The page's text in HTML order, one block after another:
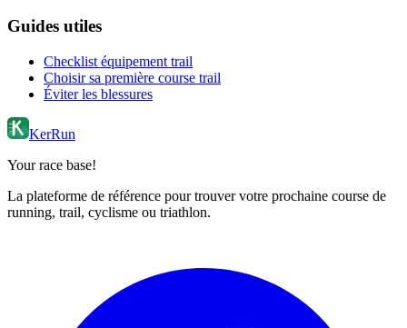
Guides utiles
Checklist équipement trail
Choisir sa première course trail
Éviter les blessures
KerRun
Your race base!
La plateforme de référence pour trouver votre prochaine course de
running, trail, cyclisme ou triathlon.